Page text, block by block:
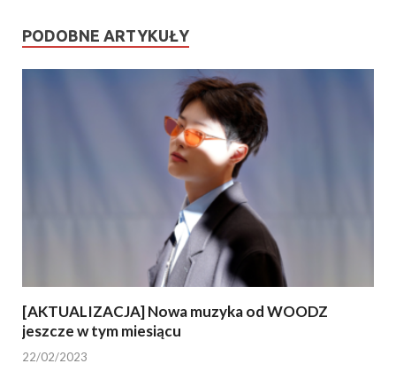
PODOBNE ARTYKUŁY
[AKTUALIZACJA] Nowa muzyka od WOODZ
jeszcze w tym miesiącu
22/02/2023